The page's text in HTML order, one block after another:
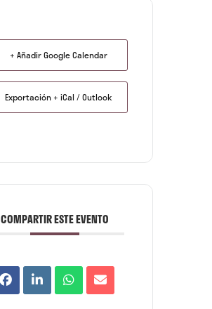
+ Añadir Google Calendar
Exportación + iCal / Outlook
COMPARTIR ESTE EVENTO